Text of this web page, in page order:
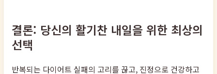
결론: 당신의 활기찬 내일을 위한 최상의
선택
반복되는 다이어트 실패의 고리를 끊고, 진정으로 건강하고